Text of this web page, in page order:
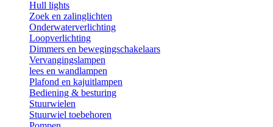
Hull lights
Zoek en zalinglichten
Onderwaterverlichting
Loopverlichting
Dimmers en bewegingschakelaars
Vervangingslampen
lees en wandlampen
Plafond en kajuitlampen
Bediening & besturing
Stuurwielen
Stuurwiel toebehoren